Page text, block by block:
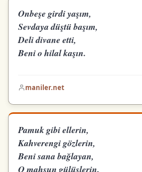
Onbeşe girdi yaşım,
Sevdaya düştü başım,
Deli divane etti,
Beni o hilal kaşın.
maniler.net
Pamuk gibi ellerin,
Kahverengi gözlerin,
Beni sana bağlayan,
O mahsun gülüşlerin.